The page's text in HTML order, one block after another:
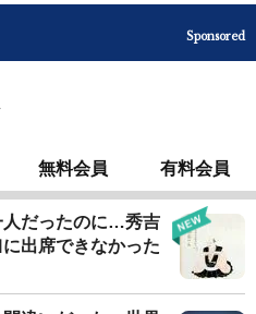
Sponsored
無料会員 有料会員
人だったのに…秀吉
出席できなかった